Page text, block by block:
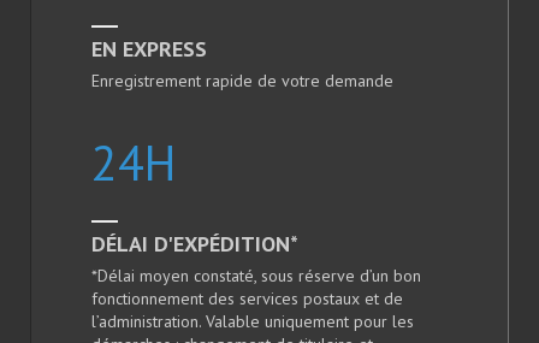
EN EXPRESS
Enregistrement rapide de votre demande
24H
DÉLAI D'EXPÉDITION*
*Délai moyen constaté, sous réserve d’un bon
fonctionnement des services postaux et de
l’administration. Valable uniquement pour les